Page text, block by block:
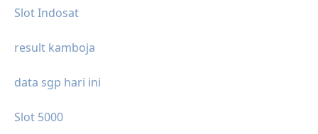
Slot Indosat
result kamboja
data sgp hari ini
Slot 5000